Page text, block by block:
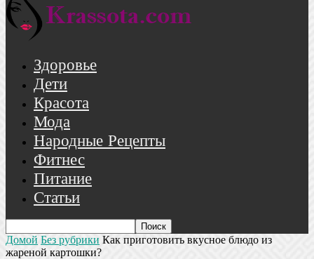
Здоровье
Дети
Красота
Мода
Народные Рецепты
Фитнес
Питание
Статьи
Домой Без рубрики Как приготовить вкусное блюдо из
жареной картошки?